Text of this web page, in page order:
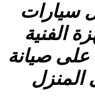
سيارات
الفنية
على صيانة
المنزل